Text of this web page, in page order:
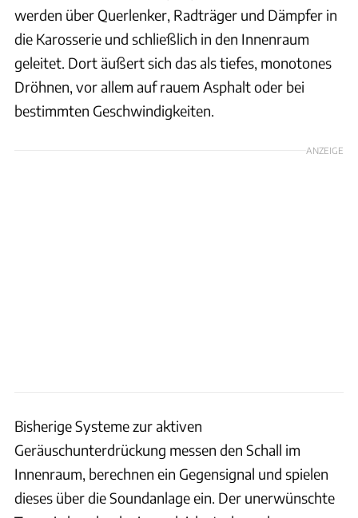
werden über Querlenker, Radträger und Dämpfer in
die Karosserie und schließlich in den Innenraum
geleitet. Dort äußert sich das als tiefes, monotones
Dröhnen, vor allem auf rauem Asphalt oder bei
bestimmten Geschwindigkeiten.
ANZEIGE
Bisherige Systeme zur aktiven
Geräuschunterdrückung messen den Schall im
Innenraum, berechnen ein Gegensignal und spielen
dieses über die Soundanlage ein. Der unerwünschte